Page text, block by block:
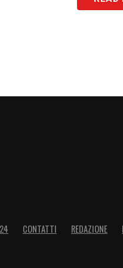
CONTATTI REDAZIONE